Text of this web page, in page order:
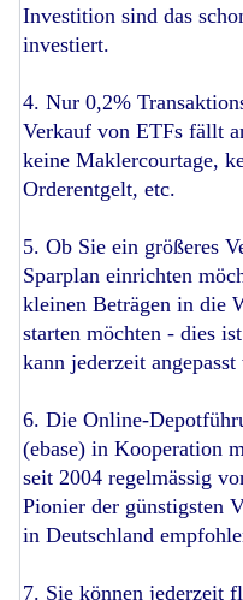
Investition sind das
investiert.
4. Nur 0,2%
Verkauf von ETFs fällt
keine Maklercourtage,
Orderentgelt, etc.
5. Ob Sie ein größeres
Sparplan einrichten
kleinen Beträgen in die
starten möchten - dies
kann jederzeit angepasst
6. Die Online-
(ebase) in Kooperation
seit 2004 regelmässig
Pionier der günstigsten
in Deutschland
7. Sie können jederzeit